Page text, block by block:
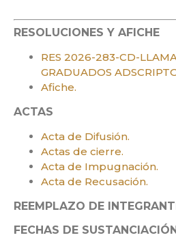
RESOLUCIONES Y AFICHE
RES 2026-283-CD-
GRADUADOS
Afiche.
ACTAS
Acta de Difusión.
Actas de cierre.
Acta de Impugnación.
Acta de Recusación.
REEMPLAZO DE
FECHAS DE